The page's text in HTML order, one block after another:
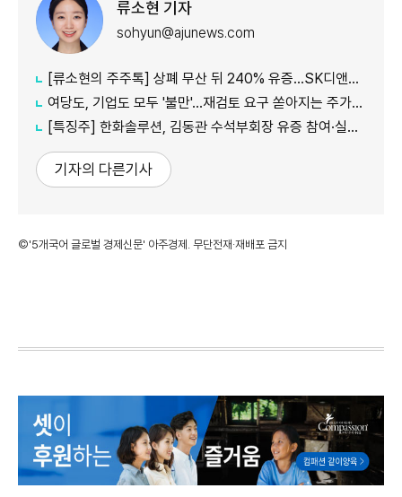
류소현 기자
sohyun@ajunews.com
[류소현의 주주톡] 상폐 무산 뒤 240% 유증…SK디앤디는 주주를 설득했나?
여당도, 기업도 모두 '불만'...재검토 요구 쏟아지는 주가누르기 방지 세제개편안
[특징주] 한화솔루션, 김동관 수석부회장 유증 참여·실적 개선 기대에 16% 강세
기자의 다른기사
©'5개국어 글로벌 경제신문' 아주경제. 무단전재·재배포 금지